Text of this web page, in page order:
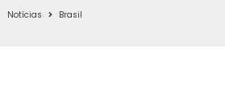
a
Notícias Brasil